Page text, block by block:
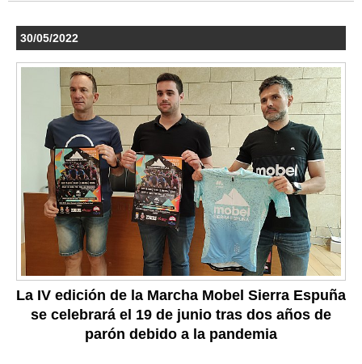
30/05/2022
La IV edición de la Marcha Mobel Sierra Espuña
se celebrará el 19 de junio tras dos años de
parón debido a la pandemia